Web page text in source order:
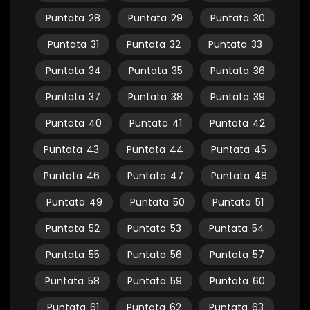
Puntata 28 Puntata 29 Puntata 30
Puntata 31 Puntata 32 Puntata 33
Puntata 34 Puntata 35 Puntata 36
Puntata 37 Puntata 38 Puntata 39
Puntata 40 Puntata 41 Puntata 42
Puntata 43 Puntata 44 Puntata 45
Puntata 46 Puntata 47 Puntata 48
Puntata 49 Puntata 50 Puntata 51
Puntata 52 Puntata 53 Puntata 54
Puntata 55 Puntata 56 Puntata 57
Puntata 58 Puntata 59 Puntata 60